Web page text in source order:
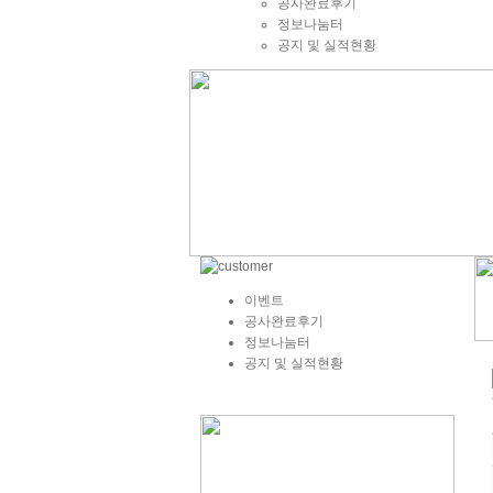
공사완료후기
정보나눔터
공지 및 실적현황
이벤트
공사완료후기
정보나눔터
공지 및 실적현황